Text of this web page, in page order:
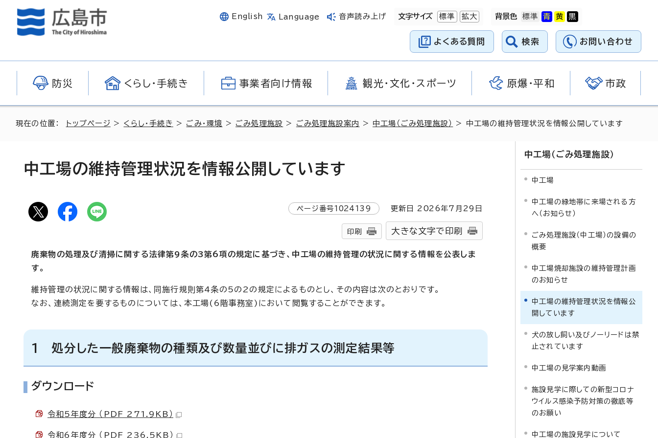
English Language 音声読み上げ 文字サイズ 標準 拡大 背景色
よくある質問 検索 お問い合わせ
防災 くらし・手続き 事業者向け情報 観光・文化・スポーツ 原爆・平和 市政
現在の位置： トップページ > くらし・手続き > ごみ・環境 > ごみ処理施設 > ごみ処理施設案内 > 中工場（ごみ処理施設） > 中工場の維持管理状況を情報公開しています
中工場の維持管理状況を情報公開しています
ページ番号1024139 更新日 2026年7月 29 日
印刷 大きな文字で印刷
廃棄物の処理及び清掃に関する法律第9条の3第6項の規定に基づき、中工場の維持管理の状況に関する情報を公表しま
す。
維持管理の状況に関する情報は、同施行規則第4条の5の2の規定によるものとし、その内容は次のとおりです。
なお、連続測定を要するものについては、本工場(6階事務室)において閲覧することができます。
1 処分した一般廃棄物の種類及び数量並びに排ガスの測定結果等
ダウンロード
令和5年度分 （PDF 271.9KB）
令和6年度分 （PDF 236.5KB）
中工場（ごみ処理施設）
中工場
中工場の緑地帯に来場される方
へ（お知らせ）
ごみ処理施設（中工場）の設備の
概要
中工場焼却施設の維持管理計画
のお知らせ
中工場の維持管理状況を情報公
開しています
犬の放し飼い及びノーリードは禁
止されています
中工場の見学案内動画
施設見学に際しての新型コロナ
ウイルス感染予防対策の徹底等
のお願い
中工場の施設見学について